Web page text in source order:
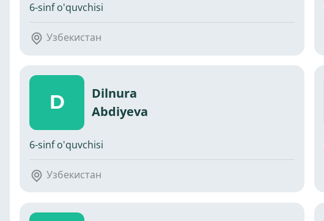
6-sinf o'quvchisi
Узбекистан
D
Dilnura
Abdiyeva
6-sinf o'quvchisi
Узбекистан